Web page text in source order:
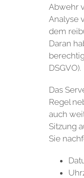
Abwehr
Analyse
dem
Daran
DSGVO).
Das
Regel
auch
Sitzung
Sie